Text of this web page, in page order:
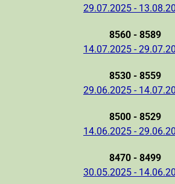
29.07.2025 -
8560 - 8589
14.07.2025 -
8530 - 8559
29.06.2025 -
8500 - 8529
14.06.2025 -
8470 - 8499
30.05.2025 -